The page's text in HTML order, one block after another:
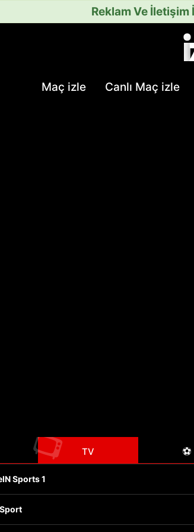
Reklam Ve İletişim
Maç izle Canlı Maç izle
📺 TV ⚽
Sports 1